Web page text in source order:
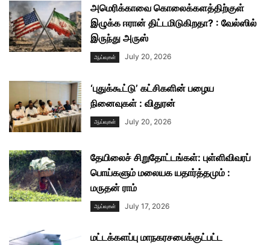
அமெரிக்காவை கொலைக்களத்திற்குள்
இழுக்க ஈரான் திட்டமிடுகிறதா? : வேல்ஸில்
இருந்து அருஸ்
ஆய்வுகள் July 20, 2026
‘புதுக்கூட்டு’ கட்சிகளின் பழைய
நினைவுகள் : விதுரன்
ஆய்வுகள் July 20, 2026
தேயிலைச் சிறுதோட்டங்கள்: புள்ளிவிவரப்
பொய்களும் மலையக யதார்த்தமும் :
மருதன் ராம்
ஆய்வுகள் July 17, 2026
மட்டக்களப்பு மாநகரசபைக்குட்பட்ட